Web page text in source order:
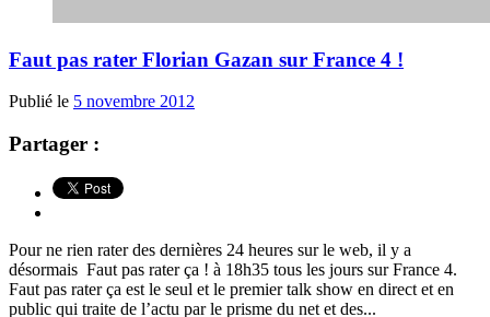
Faut pas rater Florian Gazan sur France 4 !
Publié le 5 novembre 2012
Partager :
Pour ne rien rater des dernières 24 heures sur le web, il y a
désormais Faut pas rater ça ! à 18h35 tous les jours sur France 4.
Faut pas rater ça est le seul et le premier talk show en direct et en
public qui traite de l’actu par le prisme du net et des...